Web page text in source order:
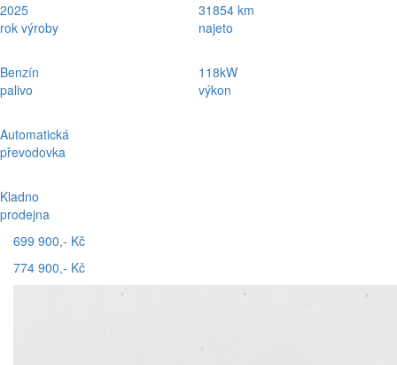
2025
rok výroby
Benzín
palivo
Automatická
převodovka
Kladno
prodejna
31854 km
najeto
118kW
výkon
699 900,- Kč
774 900,- Kč